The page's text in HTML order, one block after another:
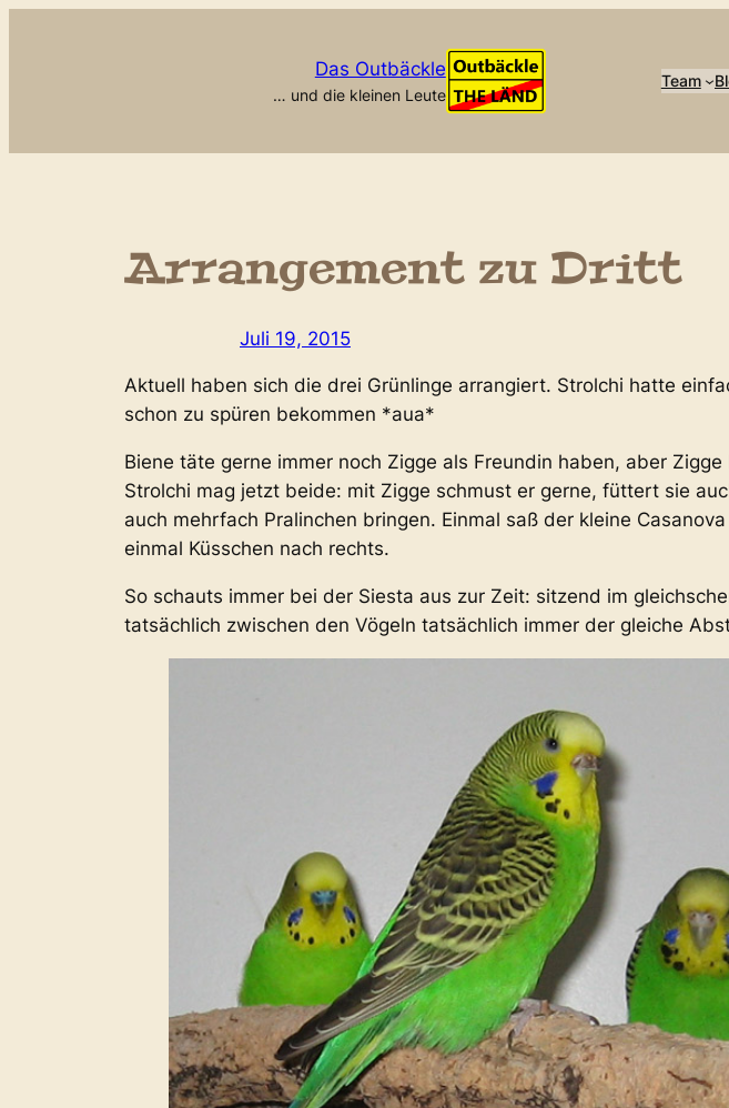
Das Outbäckle
… und die kleinen Leute
Team
Arrangement zu Dritt
Juli 19, 2015
Aktuell haben sich die drei Grünlinge arrangiert. Strolchi hatte
schon zu spüren bekommen *aua*
Biene täte gerne immer noch Zigge als Freundin haben, aber
Strolchi mag jetzt beide: mit Zigge schmust er gerne, füttert sie
auch mehrfach Pralinchen bringen. Einmal saß der kleine
einmal Küsschen nach rechts.
So schauts immer bei der Siesta aus zur Zeit: sitzend im
tatsächlich zwischen den Vögeln tatsächlich immer der gleiche